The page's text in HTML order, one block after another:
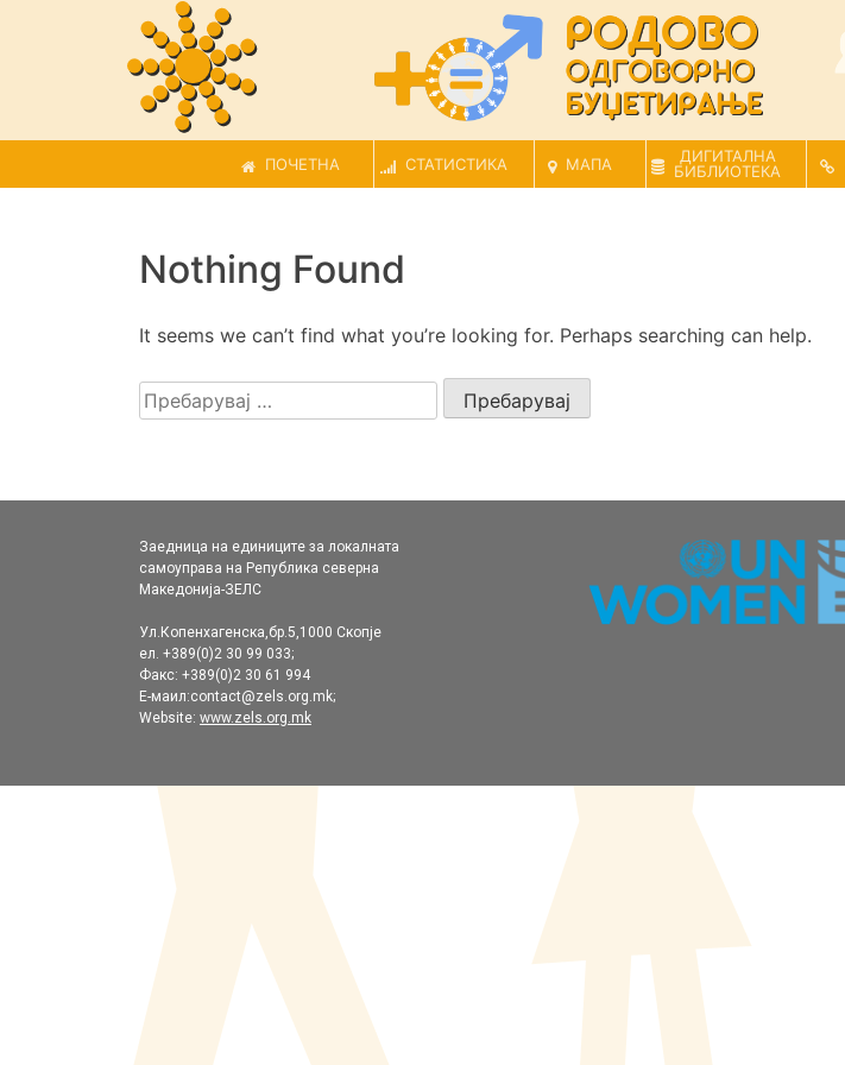
ПОЧЕТНА СТАТИСТИКА МАПА
ДИГИТАЛНА
БИБЛИОТЕКА
Nothing Found
It seems we can’t find what you’re looking for. Perhaps searching can help.
Пребарувај
за:
Заедница на единиците за локалната
самоуправа на Република северна
Македонија-ЗЕЛС
Ул.Копенхагенска,бр.5,1000 Скопје
ел. +389(0)2 30 99 033;
Факс: +389(0)2 30 61 994
Е-маил:contact@zels.org.mk;
Website: www.zels.org.mk